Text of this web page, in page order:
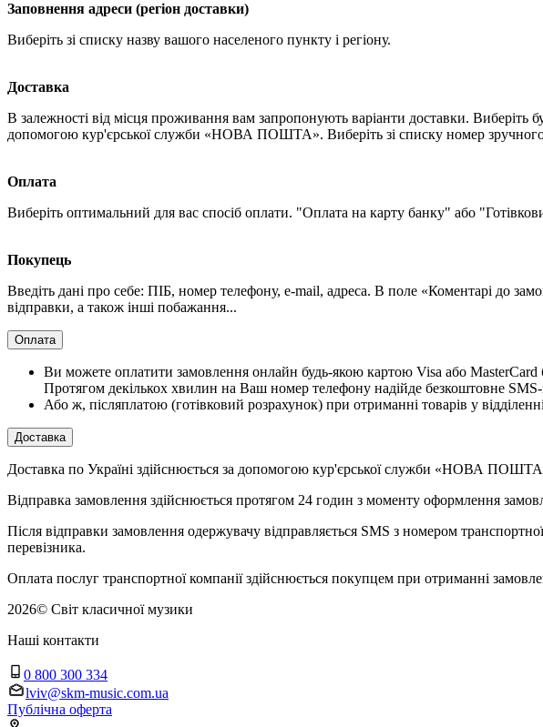
Заповнення адреси (регіон доставки)
Виберіть зі списку назву вашого населеного пункту і регіону.
Доставка
В залежності від місця проживання вам запропонують варіанти доставки. Виберіть
допомогою кур'єрської служби «НОВА ПОШТА». Виберіть зі списку номер
Оплата
Виберіть оптимальний для вас спосіб оплати. "Оплата на карту банку" або
Покупець
Введіть дані про себе: ПІБ, номер телефону, e-mail, адреса. В поле «Коментарі до
відправки, а також інші побажання...
Оплата
Ви можете оплатити замовлення онлайн будь-якою картою Visa або MasterCard
Протягом декількох хвилин на Ваш номер телефону надійде безкоштовне
Або ж, післяплатою (готівковий розрахунок) при отриманні товарів у
Доставка
Доставка по Україні здійснюється за допомогою кур'єрської служби «НОВА
Відправка замовлення здійснюється протягом 24 годин з моменту оформлення
Після відправки замовлення одержувачу відправляється SMS з номером
перевізника.
Оплата послуг транспортної компанії здійснюється покупцем при отриманні
2026© Світ класичної музики
Наші контакти
0 800 300 334
lviv@skm-music.com.ua
Публічна оферта